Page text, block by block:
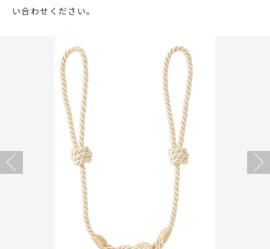
店舗をさがす
私たちのこだわり
お客様の声
お役立ち情報
お気に入りリスト
い合わせください。
Previous Next